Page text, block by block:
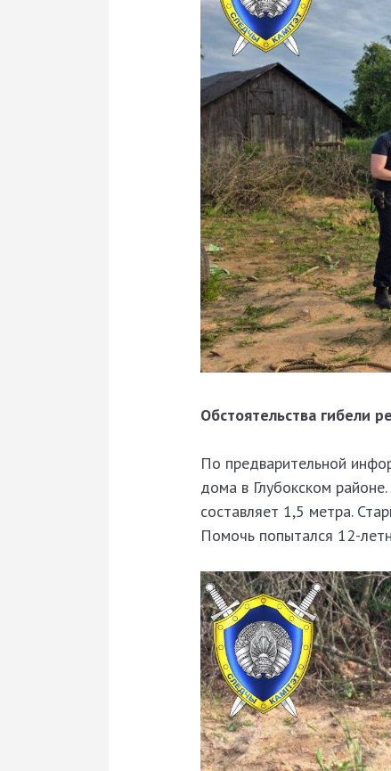
Обстоятельства гибели
По предварительной
дома в Глубокском
составляет 1,5 метра.
Помочь попытался 12-